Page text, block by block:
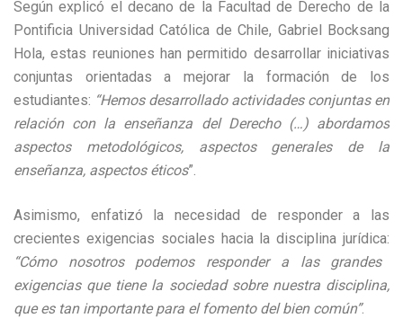
Según explicó el decano de la Facultad de Derecho de la
Pontificia Universidad Católica de Chile, Gabriel Bocksang
Hola, estas reuniones han permitido desarrollar iniciativas
conjuntas orientadas a mejorar la formación de los
estudiantes: “Hemos desarrollado actividades conjuntas en
relación con la enseñanza del Derecho (…) abordamos
aspectos metodológicos, aspectos generales de la
enseñanza, aspectos éticos”.
Asimismo, enfatizó la necesidad de responder a las
crecientes exigencias sociales hacia la disciplina jurídica:
“Cómo nosotros podemos responder a las grandes
exigencias que tiene la sociedad sobre nuestra disciplina,
que es tan importante para el fomento del bien común”.